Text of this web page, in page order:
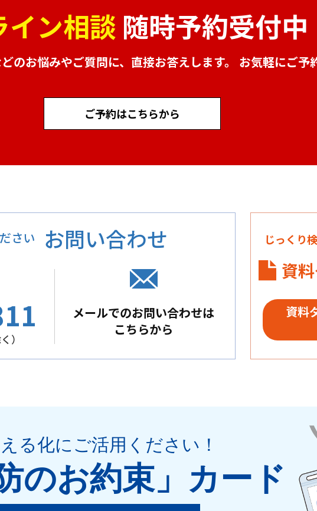
イン相談 随時予約受付中
のお悩みやご質問に、 直接お答えします。 お気軽にご予
ご予約はこちらから
さい お問い合わせ
）
メールでのお問い合わせは
こちらから
じっくり
資
資料
る化にご活用ください ！
のお約束」 カード